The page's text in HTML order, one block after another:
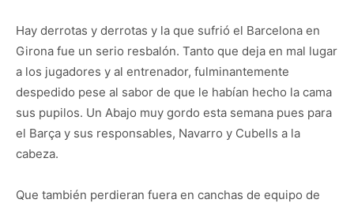
Hay derrotas y derrotas y la que sufrió el Barcelona en
Girona fue un serio resbalón. Tanto que deja en mal lugar
a los jugadores y al entrenador, fulminantemente
despedido pese al sabor de que le habían hecho la cama
sus pupilos. Un Abajo muy gordo esta semana pues para
el Barça y sus responsables, Navarro y Cubells a la
cabeza.
Que también perdieran fuera en canchas de equipo de